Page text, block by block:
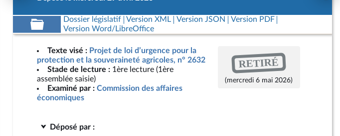
Dossier législatif Version XML Version JSON
Version PDF
Version Word/LibreOffice
Texte visé : Projet de loi d’urgence pour la
protection et la souveraineté agricoles, n° 2632
Stade de lecture : 1ère lecture (1ère
assemblée saisie)
Examiné par : Commission des affaires
économiques
RETIRÉ
(mercredi 6 mai 2026)
Déposé par :